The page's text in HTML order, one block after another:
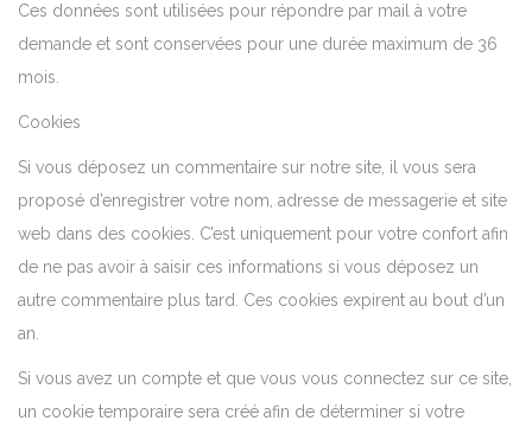
Ces données sont utilisées pour répondre par mail à votre
demande et sont conservées pour une durée maximum de 36
mois.
Cookies
Si vous déposez un commentaire sur notre site, il vous sera
proposé d’enregistrer votre nom, adresse de messagerie et site
web dans des cookies. C’est uniquement pour votre confort afin
de ne pas avoir à saisir ces informations si vous déposez un
autre commentaire plus tard. Ces cookies expirent au bout d’un
an.
Si vous avez un compte et que vous vous connectez sur ce site,
un cookie temporaire sera créé afin de déterminer si votre